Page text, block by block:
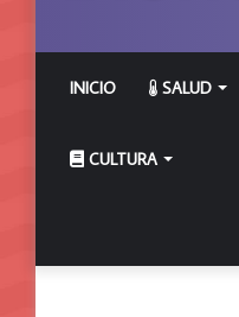
INICIO SALUD
CULTURA